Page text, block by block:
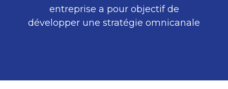
entreprise a pour objectif de
développer une stratégie omnicanale